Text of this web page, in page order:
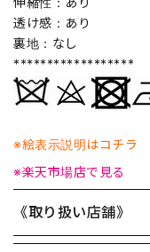
透け感：あり
裏地：なし
******************
※絵表示説明はコチラ
※楽天市場店で見る
《取り扱い店舗》